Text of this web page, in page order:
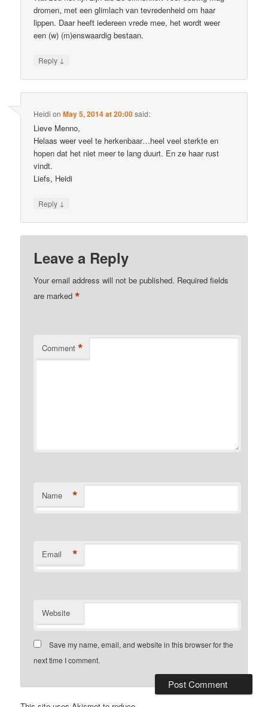
dromen, met een glimlach van tevredenheid om haar
lippen. Daar heeft iedereen vrede mee, het wordt weer
een (w) (m)enswaardig bestaan.
Reply ↓
Heidi onMay 5, 2014 at 20:00said:
Lieve Menno,
Helaas weer veel te herkenbaar…heel veel sterkte en
hopen dat het niet meer te lang duurt. En ze haar rust
vindt.
Liefs, Heidi
Reply ↓
Leave a Reply
Your email address will not be published. Required fields
are marked*
Comment *
Name *
Email *
Website
Save my name, email, and website in this browser for the
next time I comment.